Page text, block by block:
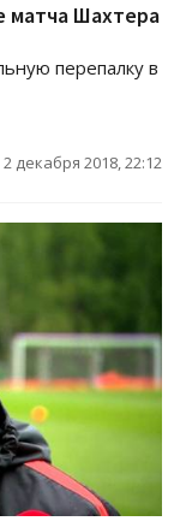
матча Шахтера
перепалку в
2 декабря 2018, 22:12